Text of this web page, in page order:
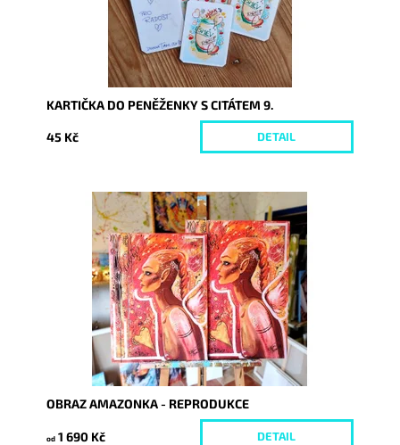
KARTIČKA DO PENĚŽENKY S CITÁTEM 9.
45 Kč DETAIL
Dostupnost:
Skladem
7335/30
OBRAZ AMAZONKA - REPRODUKCE
od 1 690 Kč DETAIL